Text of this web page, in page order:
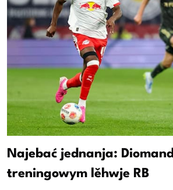
Najebać jednanja:
treningowym lěhwje RB